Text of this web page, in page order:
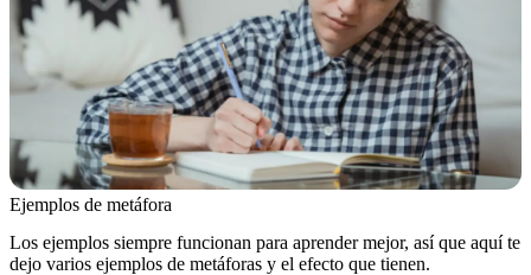
Ejemplos de metáfora
Los ejemplos siempre funcionan para aprender mejor, así que aquí te
dejo varios ejemplos de metáforas y el efecto que tienen.